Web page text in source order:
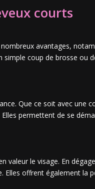
courts
avantages,
coup de brosse ou
Que ce soit avec une
permettent de se
valeur le visage. En
offrent également la